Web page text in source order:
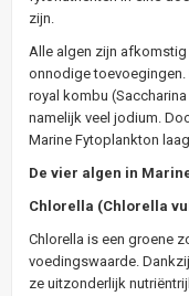
zijn.
Alle algen zijn
onnodige
royal kombu
namelijk veel jodium.
Marine Fytoplankton
De vier algen in
Chlorella (Chlorella
Chlorella is een groene
voedingswaarde.
ze uitzonderlijk